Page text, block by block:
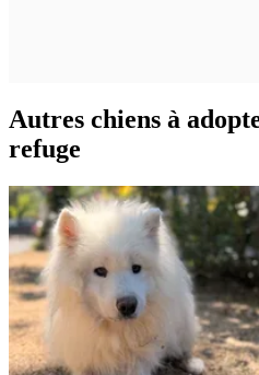
Autres chiens à
refuge